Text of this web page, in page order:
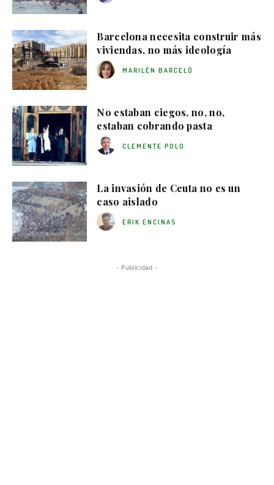
Barcelona necesita construir más
viviendas, no más ideología
MARILÉN BARCELÓ
No estaban ciegos, no, no,
estaban cobrando pasta
CLEMENTE POLO
La invasión de Ceuta no es un
caso aislado
ERIK ENCINAS
- Publicidad -